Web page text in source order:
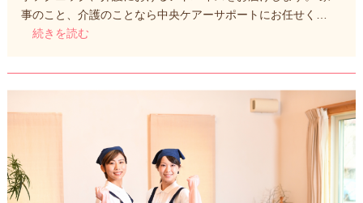
事のこと、介護のことなら中央ケアーサポートにお任せく…
続きを読む